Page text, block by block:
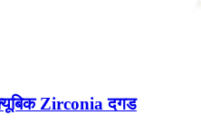
Zirconia दगड